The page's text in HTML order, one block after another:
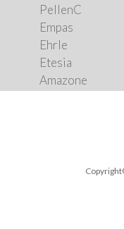
PellenC
Empas
Ehrle
Etesia
Amazone